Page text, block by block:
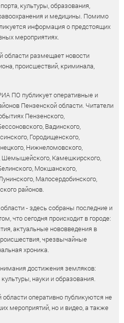
культуры, образования,
и медицины. Помимо
информация о предстоящих
мероприятиях.
области размещает новости
происшествий, криминала,
ПО публикует оперативные и
Пензенской области. Читатели
Пензенского,
Вадинского,
Городищенского,
Нижнеломовского,
Шемышейского, Камешкирского,
Мокшанского,
Малосердобинского,
районов.
- здесь собраны последние и
что сегодня происходит в городе:
актуальные нововведения в
чрезвычайные
хроника.
достижения земляков:
науки и образования.
оперативно публикуются не
мероприятий, но и видео, а также